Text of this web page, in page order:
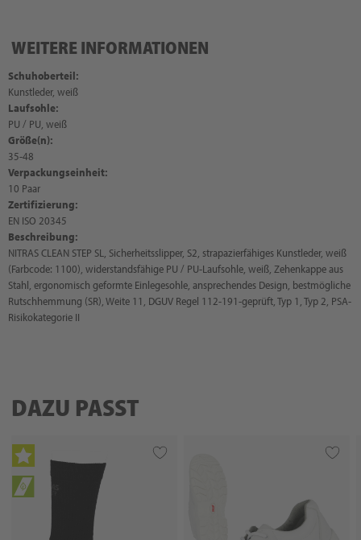
WEITERE INFORMATIONEN
Schuhoberteil:
Kunstleder, weiß
Laufsohle:
PU / PU, weiß
Größe(n):
35-48
Verpackungseinheit:
10 Paar
Zertifizierung:
EN ISO 20345
Beschreibung:
NITRAS CLEAN STEP SL, Sicherheitsslipper, S2, strapazierfähiges Kunstleder, weiß
(Farbcode: 1100), widerstandsfähige PU / PU-Laufsohle, weiß, Zehenkappe aus
Stahl, ergonomisch geformte Einlegesohle, ansprechendes Design, bestmögliche
Rutschhemmung (SR), Weite 11, DGUV Regel 112-191-geprüft, Typ 1, Typ 2, PSA-
Risikokategorie II
DAZU PASST